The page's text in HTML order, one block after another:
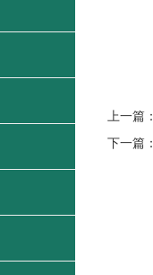
上一篇：
下一篇：